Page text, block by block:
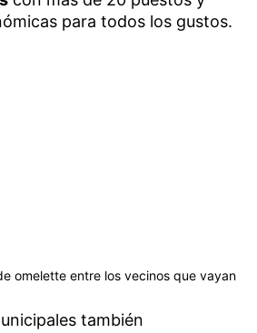
para todos los gustos.
omelette entre los vecinos que vayan
también